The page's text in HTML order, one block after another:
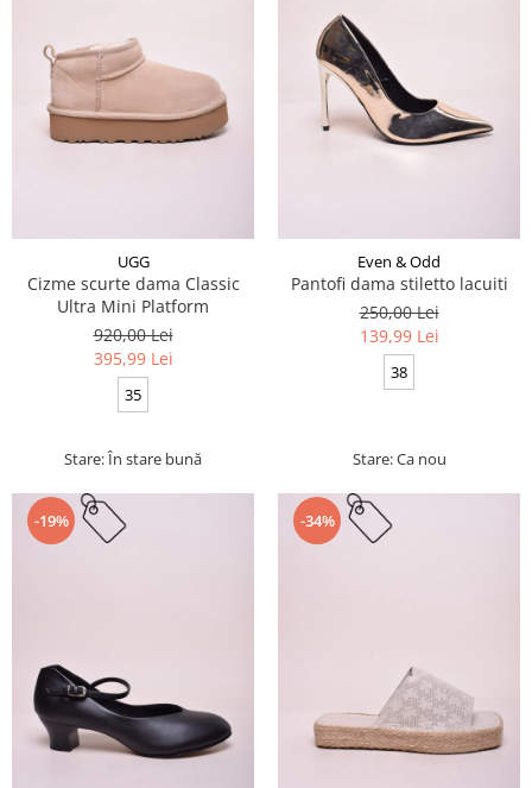
UGG
Cizme scurte dama Classic
Ultra Mini Platform
920,00 Lei
395,99 Lei
35
Stare: În stare bună
Even & Odd
Pantofi dama stiletto lacuiti
250,00 Lei
139,99 Lei
38
Stare: Ca nou
-19% -34%